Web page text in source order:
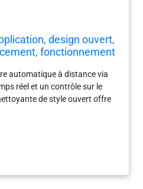
design ouvert,
fonctionnement
automatique à distance via
réel et un contrôle sur le
de style ouvert offre
de sécurité : équipé de
si elle est touchée pendant
: pas de démontage
le tambour intérieur pour un
pour votre chat. Soutien